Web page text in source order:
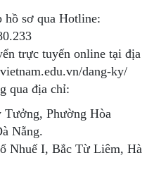
hồ sơ qua Hotline:
trực tuyến online tại địa
dang-ky/
qua địa chỉ:
Tưởng, Phường Hòa
Nẵng.
Nhuế I, Bắc Từ Liêm, Hà